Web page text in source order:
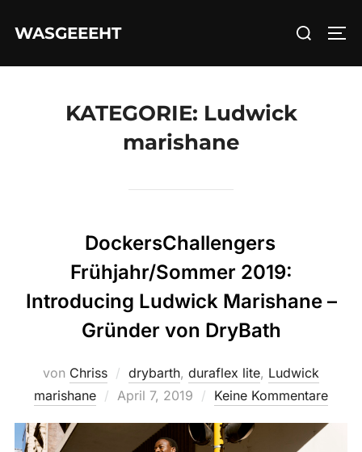
InhaltWASGEEEHT
Suchen
KATEGORIE: Ludwick
marishane
DockersChallengers
Frühjahr/Sommer 2019:
Introducing Ludwick Marishane –
Gründer von DryBath
von Chriss drybarth, duraflex lite, Ludwick
marishane
Veröffentlicht
April 7, 2019 Keine Kommentare